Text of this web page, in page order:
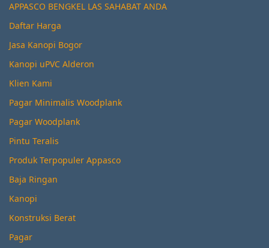
APPASCO BENGKEL LAS SAHABAT ANDA
Daftar Harga
Jasa Kanopi Bogor
Kanopi uPVC Alderon
Klien Kami
Pagar Minimalis Woodplank
Pagar Woodplank
Pintu Teralis
Produk Terpopuler Appasco
Baja Ringan
Kanopi
Konstruksi Berat
Pagar